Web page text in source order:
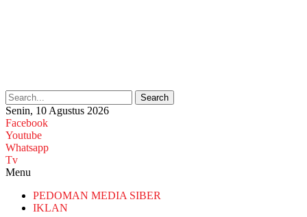
Search
Senin, 10 Agustus 2026
Facebook
Youtube
Whatsapp
Tv
Menu
PEDOMAN MEDIA SIBER
IKLAN